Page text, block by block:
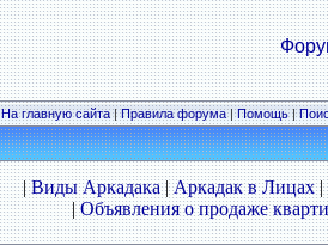
На главную сайта|Правила форума|Помощь|
|Виды Аркадака|Аркадак в Лицах|
|Объявления о продаже